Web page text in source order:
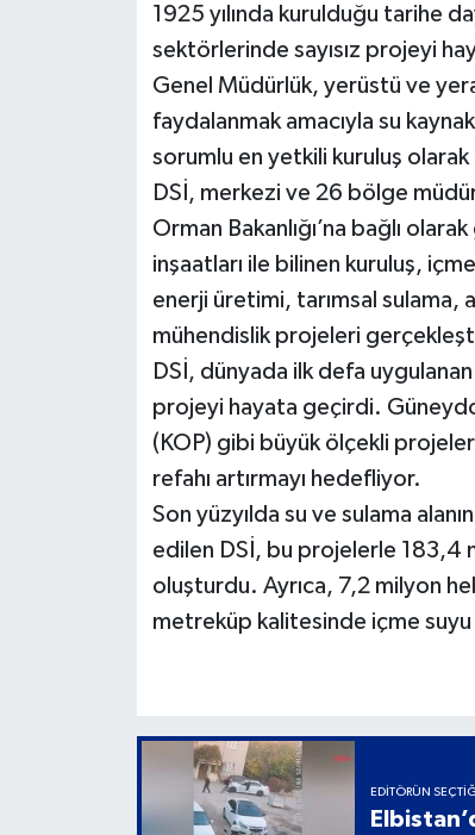
1925 yılında kurulduğu tarihe
sektörlerinde sayısız projeyi
Genel Müdürlük, yerüstü ve
faydalanmak amacıyla su
sorumlu en yetkili kuruluş
DSİ, merkezi ve 26 bölge
Orman Bakanlığı’na bağlı
inşaatları ile bilinen kuruluş,
enerji üretimi, tarımsal sulama,
mühendislik projeleri
DSİ, dünyada ilk defa
projeyi hayata geçirdi.
(KOP) gibi büyük ölçekli
refahı artırmayı hedefliyor.
Son yüzyılda su ve sulama
edilen DSİ, bu projelerle 183,4
oluşturdu. Ayrıca, 7,2 milyon
metreküp kalitesinde içme
EDITÖRÜN SEÇTIĞI